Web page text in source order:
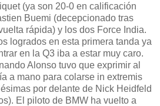
(ya son 20-0 en calificación
Buemi (decepcionado tras
rápida) y los dos Force India.
logrados en esta primera tanda ya
en la Q3 iba a estar muy caro.
Alonso tuvo que exprimir al
a mano para colarse in extremis
por delante de Nick Heidfeld
El piloto de BMW ha vuelto a